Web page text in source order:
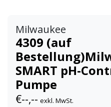
Milwaukee
4309 (auf
SMART pH-
Pumpe
€--,-- exkl. MwSt.